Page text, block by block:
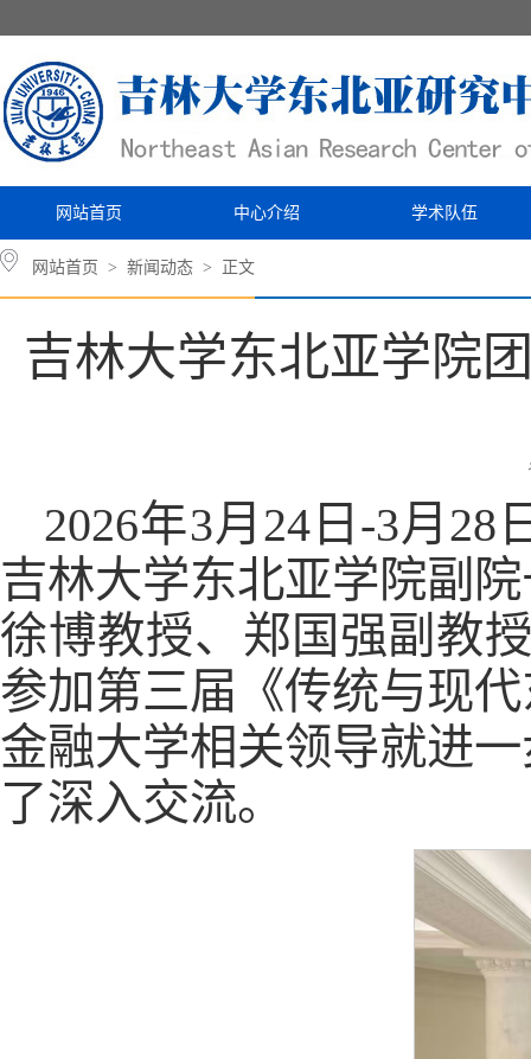
网站首页 中心介绍 学术队伍
网站首页 > 新闻动态 > 正文
吉林大学东北亚学院
2026年3月24日-3月
吉林大学东北亚学院副
徐博教授、郑国强副教
参加第三届《传统与现
金融大学相关领导就进
了深入交流。